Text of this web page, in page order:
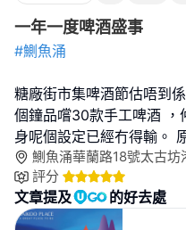
一年一度啤酒盛事
#鰂魚涌
糖廠街市集啤酒節估唔到
個鐘品嚐30款手工啤酒 ，
身呢個設定已經冇得輸。
鰂魚涌華蘭路18號太古
評分
文章提及 的好去處